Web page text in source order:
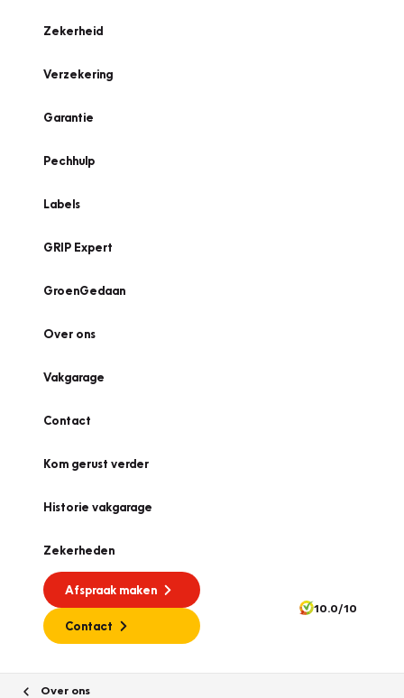
Zekerheid
Verzekering
Garantie
Pechhulp
Labels
GRIP Expert
GroenGedaan
Over ons
Vakgarage
Contact
Kom gerust verder
Historie vakgarage
Zekerheden
Afspraak maken
Contact
10.0/10
Over ons